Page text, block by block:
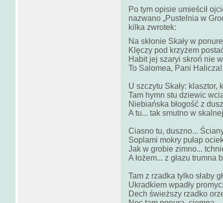
Po tym opisie umieścił
nazwano „Pustelnia w
kilka zwrotek:
Na skłonie Skały w
Klęczy pod krzyżem
Habit jej szaryi skroń nie
To Salomea, Pani Halicza!
U szczytu Skały: klasztor,
Tam hymn stu dziewic
Niebiańska błogość z
A tu... tak smutno w
Ciasno tu, duszno...
Soplami mokry pułap
Jak w grobie zimno...
A łożem... z głazu trumna
Tam z rzadka tylko słaby
Ukradkiem wpadły
Dech świeższy rzadko